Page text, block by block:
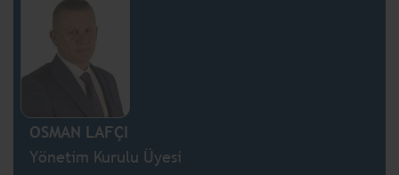
OSMAN LAFÇI
Yönetim Kurulu Üyesi